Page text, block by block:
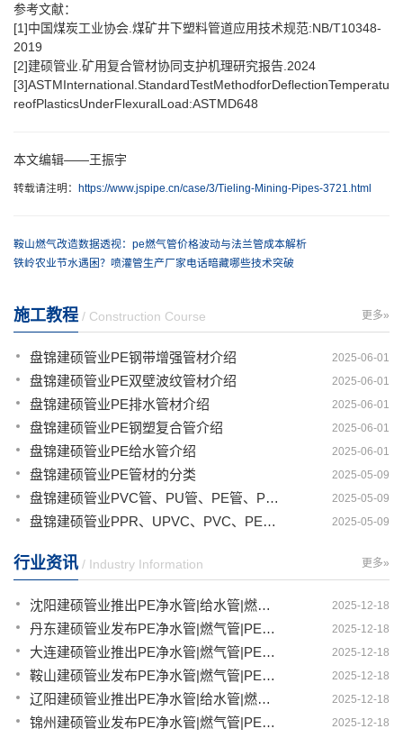
参考文献：
[1]中国煤炭工业协会.煤矿井下塑料管道应用技术规范:NB/T10348-
2019
[2]建硕管业.矿用复合管材协同支护机理研究报告.2024
[3]ASTMInternational.StandardTestMethodforDeflectionTemperatu
reofPlasticsUnderFlexuralLoad:ASTMD648
本文编辑——王振宇
转载请注明： https://www.jspipe.cn/case/3/Tieling-Mining-Pipes-3721.html
鞍山燃气改造数据透视：pe燃气管价格波动与法兰管成本解析
铁岭农业节水遇困？喷灌管生产厂家电话暗藏哪些技术突破
更多»
施工教程 / Construction Course
2025-06-01
盘锦建硕管业PE钢带增强管材介绍
2025-06-01
盘锦建硕管业PE双壁波纹管材介绍
2025-06-01
盘锦建硕管业PE排水管材介绍
2025-06-01
盘锦建硕管业PE钢塑复合管介绍
2025-06-01
盘锦建硕管业PE给水管介绍
2025-05-09
盘锦建硕管业PE管材的分类
2025-05-09
盘锦建硕管业PVC管、PU管、PE管、PP管有那些区别
2025-05-09
盘锦建硕管业PPR、UPVC、PVC、PERT、PE、HDPE塑料管材详解
更多»
行业资讯 / Industry Information
2025-12-18
沈阳建硕管业推出PE净水管|给水管|燃气管|PERT供热管|电力护套管一体化智造解决方案
2025-12-18
丹东建硕管业发布PE净水管|燃气管|PERT供热管|电力护套管|农田灌溉管智能生产新范式
2025-12-18
大连建硕管业推出PE净水管|燃气管|PERT供热管|电力护套管|农田灌溉管融合智造新生态
2025-12-18
鞍山建硕管业发布PE净水管|燃气管|PERT供热管|电力护套管|农田灌溉管全链路应用新方案
2025-12-18
辽阳建硕管业推出PE净水管|给水管|燃气管|PERT供热管|电力护套管多维融合智造平台
2025-12-18
锦州建硕管业发布PE净水管|燃气管|PERT供热管|电力护套管|农田灌溉管智慧应用生态体系